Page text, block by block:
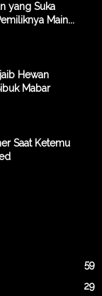
yang Suka
Main...
Hewan
Mabar
Saat Ketemu
59
29